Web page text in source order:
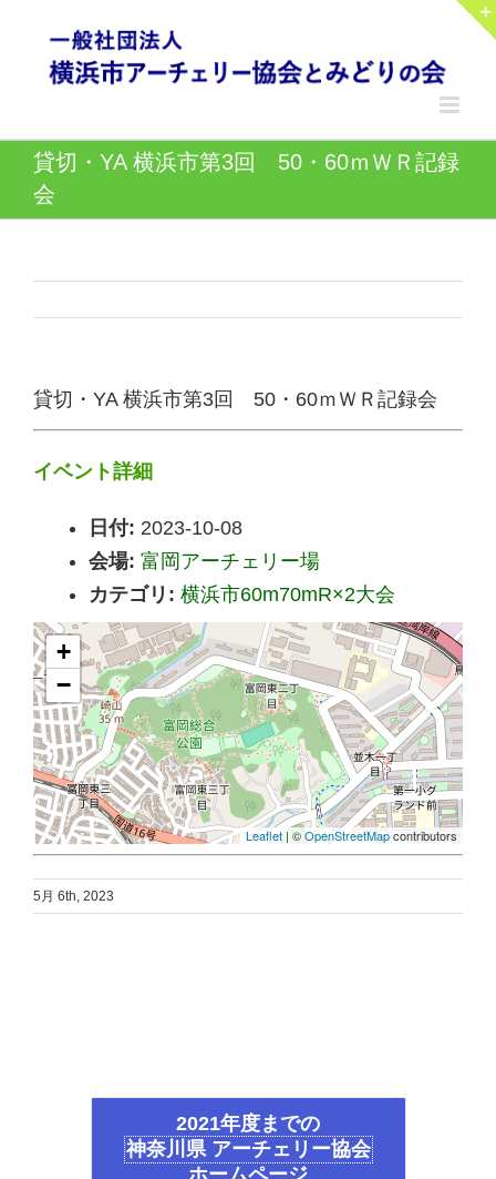
content
貸切・YA 横浜市第3回 50・60ｍＷＲ記録
会
貸切・YA 横浜市第3回 50・60ｍＷＲ記録会
イベント詳細
日付: 2023-10-08
会場: 富岡アーチェリー場
カテゴリ: 横浜市60m70mR×2大会
+
−
Leaflet | ©OpenStreetMapcontributors
5月 6th, 2023
2021年度までの
神奈川県 アーチェリー協会